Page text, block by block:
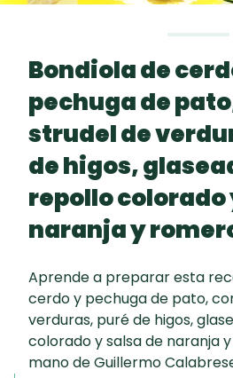
Bondiola de
pechuga de
strudel de
de higos,
repollo colorado
naranja y
Aprende a preparar esta
cerdo y pechuga de pato,
verduras, puré de higos,
colorado y salsa de naranja
mano de Guillermo
Autor
Guillermo Calabrese
Programa
Appunto